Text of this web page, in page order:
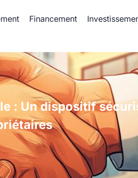
Financement
: Un dispositif